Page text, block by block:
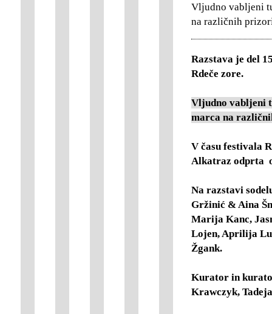
Vljudno vabljeni
na različnih
Razstava je del
Rdeče zore.
Vljudno vabljeni
marca na
V času festivala
Alkatraz odprta
Na razstavi
Gržinić & Aina
Marija Kanc,
Lojen, Aprilija
Žgank.
Kurator in
Krawczyk,